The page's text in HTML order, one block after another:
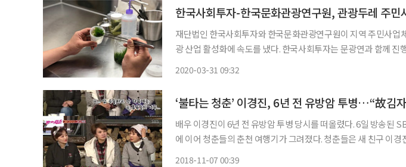
재단법인 한국사회투자와 한국문화관광연구원이 지역 주민사업
광 산업 활성화에 속도를 냈다. 한국사회투자는 문광연과 함께 진
2020-03-31 09:32
‘불타는 청춘’ 이경진, 6년 전 유방암 투병…“故김
배우 이경진이 6년 전 유방암 투병 당시를 떠올렸다. 6일 방송된 SBS ‘불타는 청춘’은 지난주
에 이어 청춘들의 춘천 여행기가 그려졌다. 청춘들은 새 친구 이경
2018-11-07 00:39